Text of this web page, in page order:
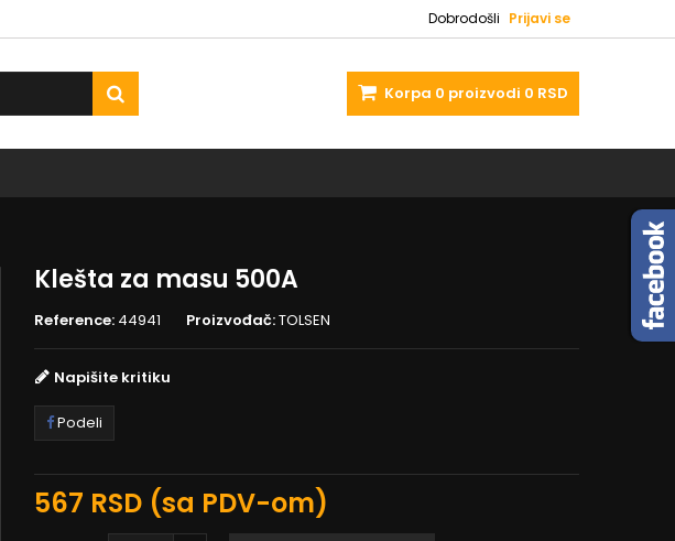
Dobrodošli Prijavi se
Korpa 0 proizvodi 0 RSD
Klešta za masu 500A
Reference: 44941 Proizvođač:TOLSEN
Napišite kritiku
Podeli
567 RSD (sa PDV-om)